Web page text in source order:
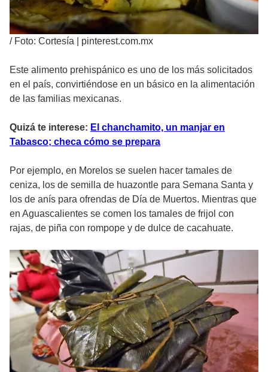
/ Foto: Cortesía | pinterest.com.mx
Este alimento prehispánico es uno de los más solicitados
en el país, convirtiéndose en un básico en la alimentación
de las familias mexicanas.
Quizá te interese: El chanchamito, un manjar en
Tabasco; checa cómo se prepara
Por ejemplo, en Morelos se suelen hacer tamales de
ceniza, los de semilla de huazontle para Semana Santa y
los de anís para ofrendas de Día de Muertos. Mientras que
en Aguascalientes se comen los tamales de frijol con
rajas, de piña con rompope y de dulce de cacahuate.